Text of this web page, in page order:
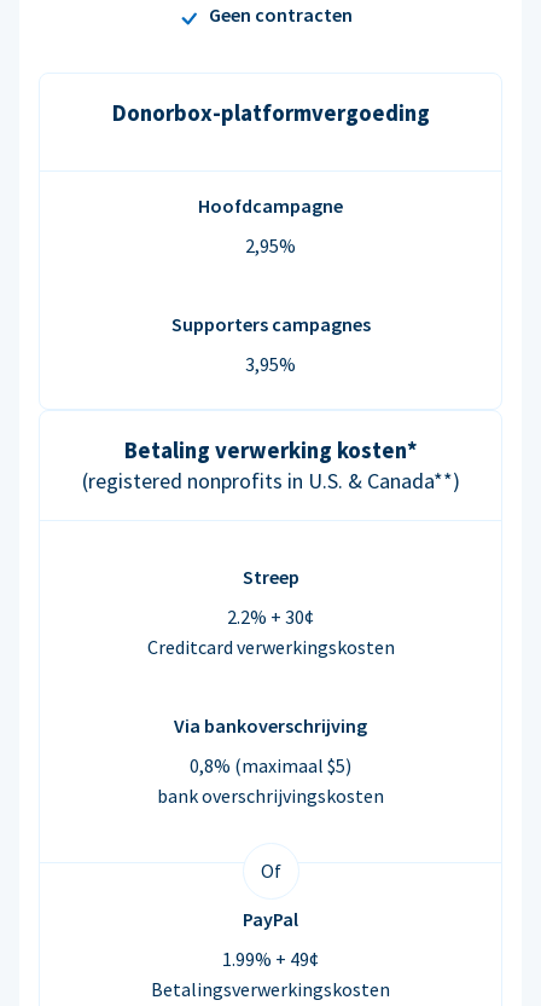
Geen contracten
Donorbox-platformvergoeding
Hoofdcampagne
2,95%
Supporters campagnes
3,95%
Betaling verwerking kosten*
(registered nonprofits in U.S. & Canada**)
Streep
2.2% + 30¢
Creditcard verwerkingskosten
Via bankoverschrijving
0,8% (maximaal $5)
bank overschrijvingskosten
Of
PayPal
1.99% + 49¢
Betalingsverwerkingskosten